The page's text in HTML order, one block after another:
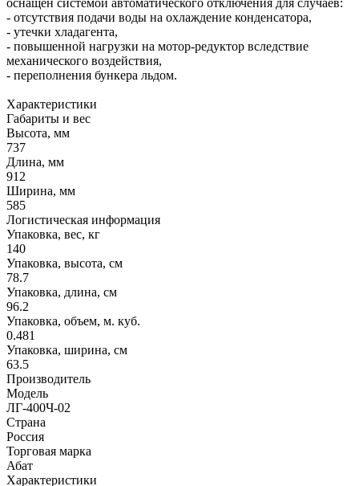
- отсутствия подачи воды на охлаждение конденсатора,
- утечки хладагента,
- повышенной нагрузки на мотор-редуктор вследствие
механического воздействия,
- переполнения бункера льдом.
Характеристики
Габариты и вес
Высота, мм
737
Длина, мм
912
Ширина, мм
585
Логистическая информация
Упаковка, вес, кг
140
Упаковка, высота, см
78.7
Упаковка, длина, см
96.2
Упаковка, объем, м. куб.
0.481
Упаковка, ширина, см
63.5
Производитель
Модель
ЛГ-400Ч-02
Страна
Россия
Торговая марка
Абат
Характеристики